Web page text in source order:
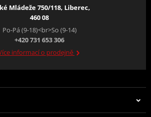
Mládeže 750/118, Liberec,
460 08
Po-Pá (9-18)<br>So (9-14)
+420 731 653 306
informací o prodejně